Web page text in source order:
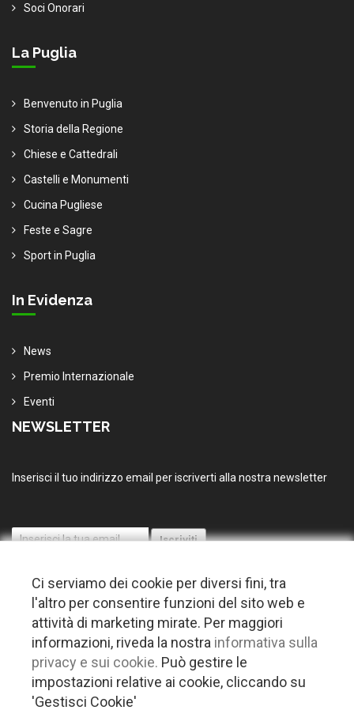
Soci Onorari
La Puglia
Benvenuto in Puglia
Storia della Regione
Chiese e Cattedrali
Castelli e Monumenti
Cucina Pugliese
Feste e Sagre
Sport in Puglia
In Evidenza
News
Premio Internazionale
Eventi
NEWSLETTER
Inserisci il tuo indirizzo email per iscriverti alla nostra newsletter
© 2026 Copyright Puglia nel mondo. Tutti i diritti riservati |Privacy
-Cookie policy-Gestisci Cookie -
Ci serviamo dei cookie per diversi fini, tra
l'altro per consentire funzioni del sito web e
attività di marketing mirate. Per maggiori
informazioni, riveda la nostra informativa sulla
privacy e sui cookie. Può gestire le
impostazioni relative ai cookie, cliccando su
'Gestisci Cookie'
Questo plugin utilizza cookie per raccogliere dati e cookie di terze parti